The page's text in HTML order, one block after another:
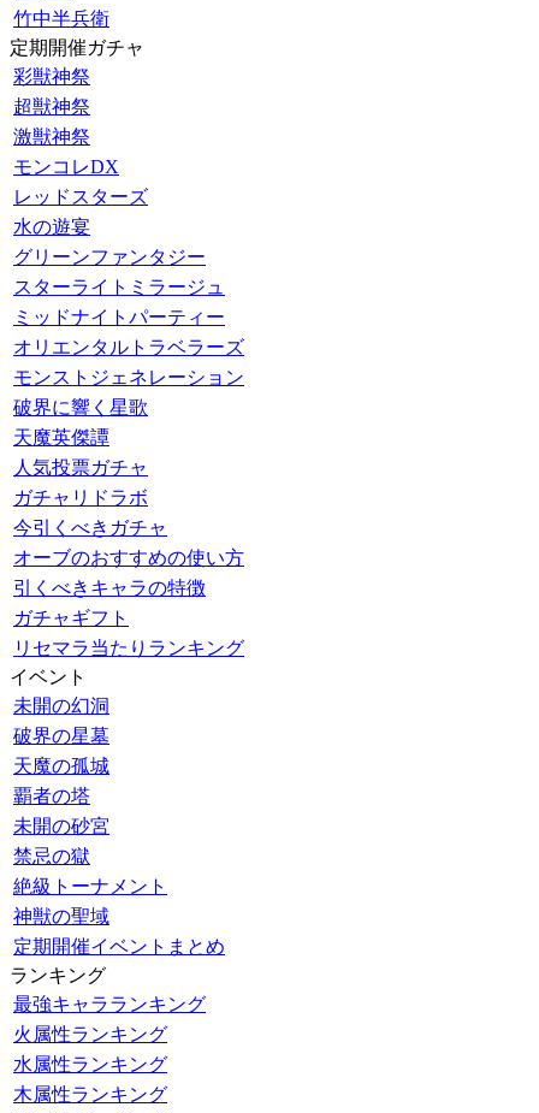
竹中半兵衛
定期開催ガチャ
彩獣神祭
超獣神祭
激獣神祭
モンコレDX
レッドスターズ
水の遊宴
グリーンファンタジー
スターライトミラージュ
ミッドナイトパーティー
オリエンタルトラベラーズ
モンストジェネレーション
破界に響く星歌
天魔英傑譚
人気投票ガチャ
ガチャリドラボ
今引くべきガチャ
オーブのおすすめの使い方
引くべきキャラの特徴
ガチャギフト
リセマラ当たりランキング
イベント
未開の幻洞
破界の星墓
天魔の孤城
覇者の塔
未開の砂宮
禁忌の獄
絶級トーナメント
神獣の聖域
定期開催イベントまとめ
ランキング
最強キャラランキング
火属性ランキング
水属性ランキング
木属性ランキング